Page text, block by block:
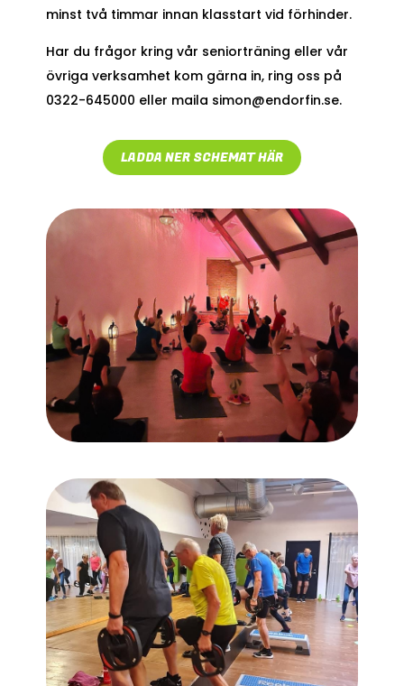
minst två timmar innan klasstart vid förhinder.
Har du frågor kring vår seniorträning eller vår
övriga verksamhet kom gärna in, ring oss på
0322-645000 eller maila simon@endorfin.se.
LADDA NER SCHEMAT HÄR